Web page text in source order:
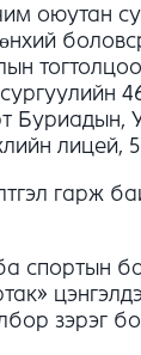
оюутан
лицей,
гарж
зэрэг